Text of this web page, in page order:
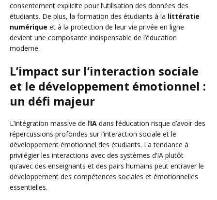
consentement explicite pour l’utilisation des données des
étudiants. De plus, la formation des étudiants à la littératie
numérique et à la protection de leur vie privée en ligne
devient une composante indispensable de l’éducation
moderne.
L’impact sur l’interaction sociale
et le développement émotionnel :
un défi majeur
L’intégration massive de l’IA dans l’éducation risque d’avoir des
répercussions profondes sur l’interaction sociale et le
développement émotionnel des étudiants. La tendance à
privilégier les interactions avec des systèmes d’IA plutôt
qu’avec des enseignants et des pairs humains peut entraver le
développement des compétences sociales et émotionnelles
essentielles.